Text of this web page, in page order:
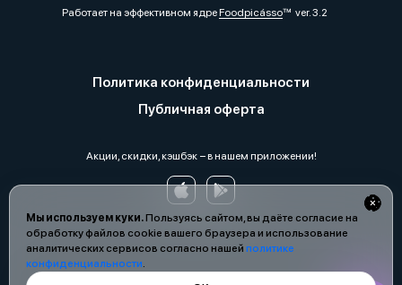
Мы используем куки.Пользуясь сайтом, вы даёте согласие на
обработку файлов cookie вашего браузера и использование
аналитических сервисов согласно нашей политике
конфиденциальности.
Работает на эффективном ядреFoodpicássover. 3.2
Политика конфиденциальности
Публичная оферта
Акции, скидки, кэшбэк − в нашем приложении!